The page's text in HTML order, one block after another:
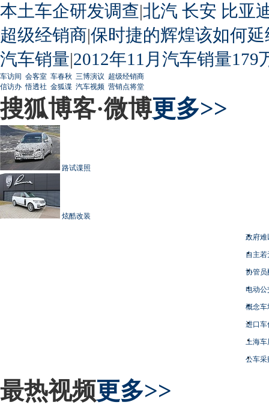
本土车企研发调查|北汽 长安 比亚
超级经销商|保时捷的辉煌该如何延
汽车销量|2012年11月汽车销量179
车访间 会客室 车春秋 三博演议 超级经销商
信访办 悟透社 金狐谍 汽车视频 营销点将堂
搜狐博客·微博更多>>
路试谍照
炫酷改装
政府难
自主
协管员
电动
概念车
进口车
上海
公车采
最热视频更多>>